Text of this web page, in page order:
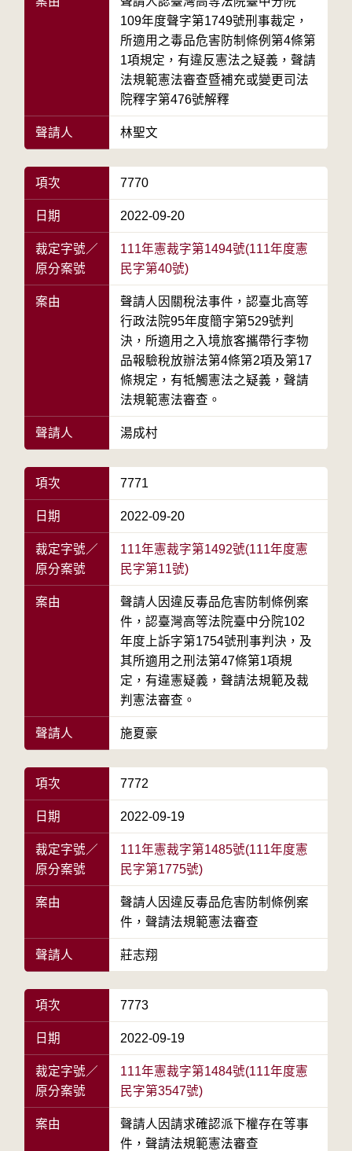
109年度聲字第1749號刑事裁定，
所適用之毒品危害防制條例第4條第
1項規定，有違反憲法之疑義，聲請
法規範憲法審查暨補充或變更司法
院釋字第476號解釋
聲請人 林聖文
項次 7770
日期 2022-09-20
裁定字號／
原分案號
111年憲裁字第1494號(111年度憲
民字第40號)
案由
聲請人因關稅法事件，認臺北高等
行政法院95年度簡字第529號判
決，所適用之入境旅客攜帶行李物
品報驗稅放辦法第4條第2項及第17
條規定，有牴觸憲法之疑義，聲請
法規範憲法審查。
聲請人 湯成村
項次 7771
日期 2022-09-20
裁定字號／
原分案號
111年憲裁字第1492號(111年度憲
民字第11號)
案由
聲請人因違反毒品危害防制條例案
件，認臺灣高等法院臺中分院102
年度上訴字第1754號刑事判決，及
其所適用之刑法第47條第1項規
定，有違憲疑義，聲請法規範及裁
判憲法審查。
聲請人 施夏豪
項次 7772
日期 2022-09-19
裁定字號／
原分案號
111年憲裁字第1485號(111年度憲
民字第1775號)
案由
聲請人因違反毒品危害防制條例案
件，聲請法規範憲法審查
聲請人 莊志翔
項次 7773
日期 2022-09-19
裁定字號／
原分案號
111年憲裁字第1484號(111年度憲
民字第3547號)
案由
聲請人因請求確認派下權存在等事
件，聲請法規範憲法審查